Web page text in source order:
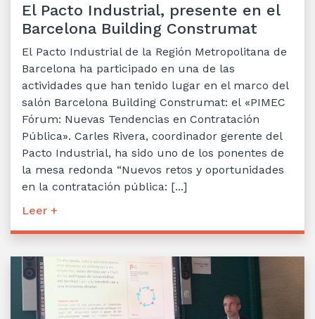
El Pacto Industrial, presente en el
Barcelona Building Construmat
El Pacto Industrial de la Región Metropolitana de
Barcelona ha participado en una de las
actividades que han tenido lugar en el marco del
salón Barcelona Building Construmat: el «PIMEC
Fórum: Nuevas Tendencias en Contratación
Pública». Carles Rivera, coordinador gerente del
Pacto Industrial, ha sido uno de los ponentes de
la mesa redonda “Nuevos retos y oportunidades
en la contratación pública: [...]
Leer +